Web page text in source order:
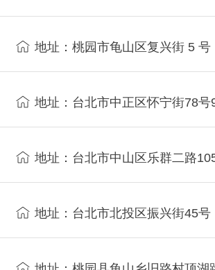
地址：桃园市龟山区复兴街 5 号
地址：台北市中正区怀宁街78号
地址：台北市中山区乐群二路
地址：台北市北投区振兴街45号